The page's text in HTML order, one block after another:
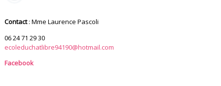
Contact: Mme Laurence Pascoli
06 24 71 29 30
ecoleduchatlibre94190@hotmail.com
Facebook